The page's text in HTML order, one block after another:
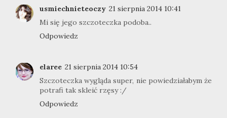
usmiechnieteoczy 21 sierpnia 2014 10:41
Mi się jego szczoteczka podoba..
Odpowiedz
elaree 21 sierpnia 2014 10:54
Szczoteczka wygląda super, nie powiedziałabym że
potrafi tak skleić rzęsy :/
Odpowiedz